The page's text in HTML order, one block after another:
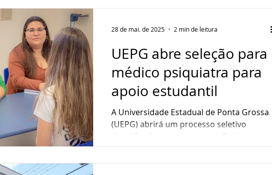
UEPG abre seleção para
médico psiquiatra para
apoio estudantil
A Universidade Estadual de Ponta Grossa
(UEPG) abrirá um processo seletivo
simplificado para a contratação de um
médico com habilitação...
28 de mai. de 2025 2 min de leitura